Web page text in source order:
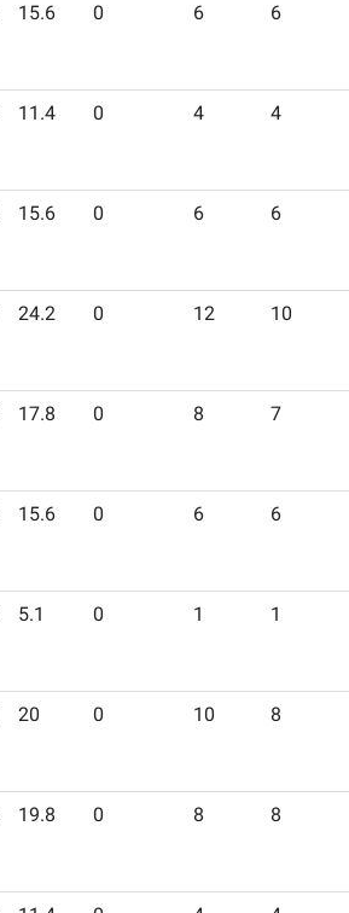
15.6 0 6 6
11.4 0 4 4
15.6 0 6 6
24.2 0 12 10
17.8 0 8 7
15.6 0 6 6
5.1 0 1 1
20 0 10 8
19.8 0 8 8